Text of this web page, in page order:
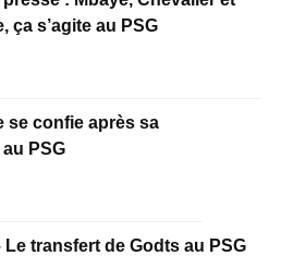
ça s’agite au PSG
se confie après sa
PSG
Le transfert de Godts au PSG